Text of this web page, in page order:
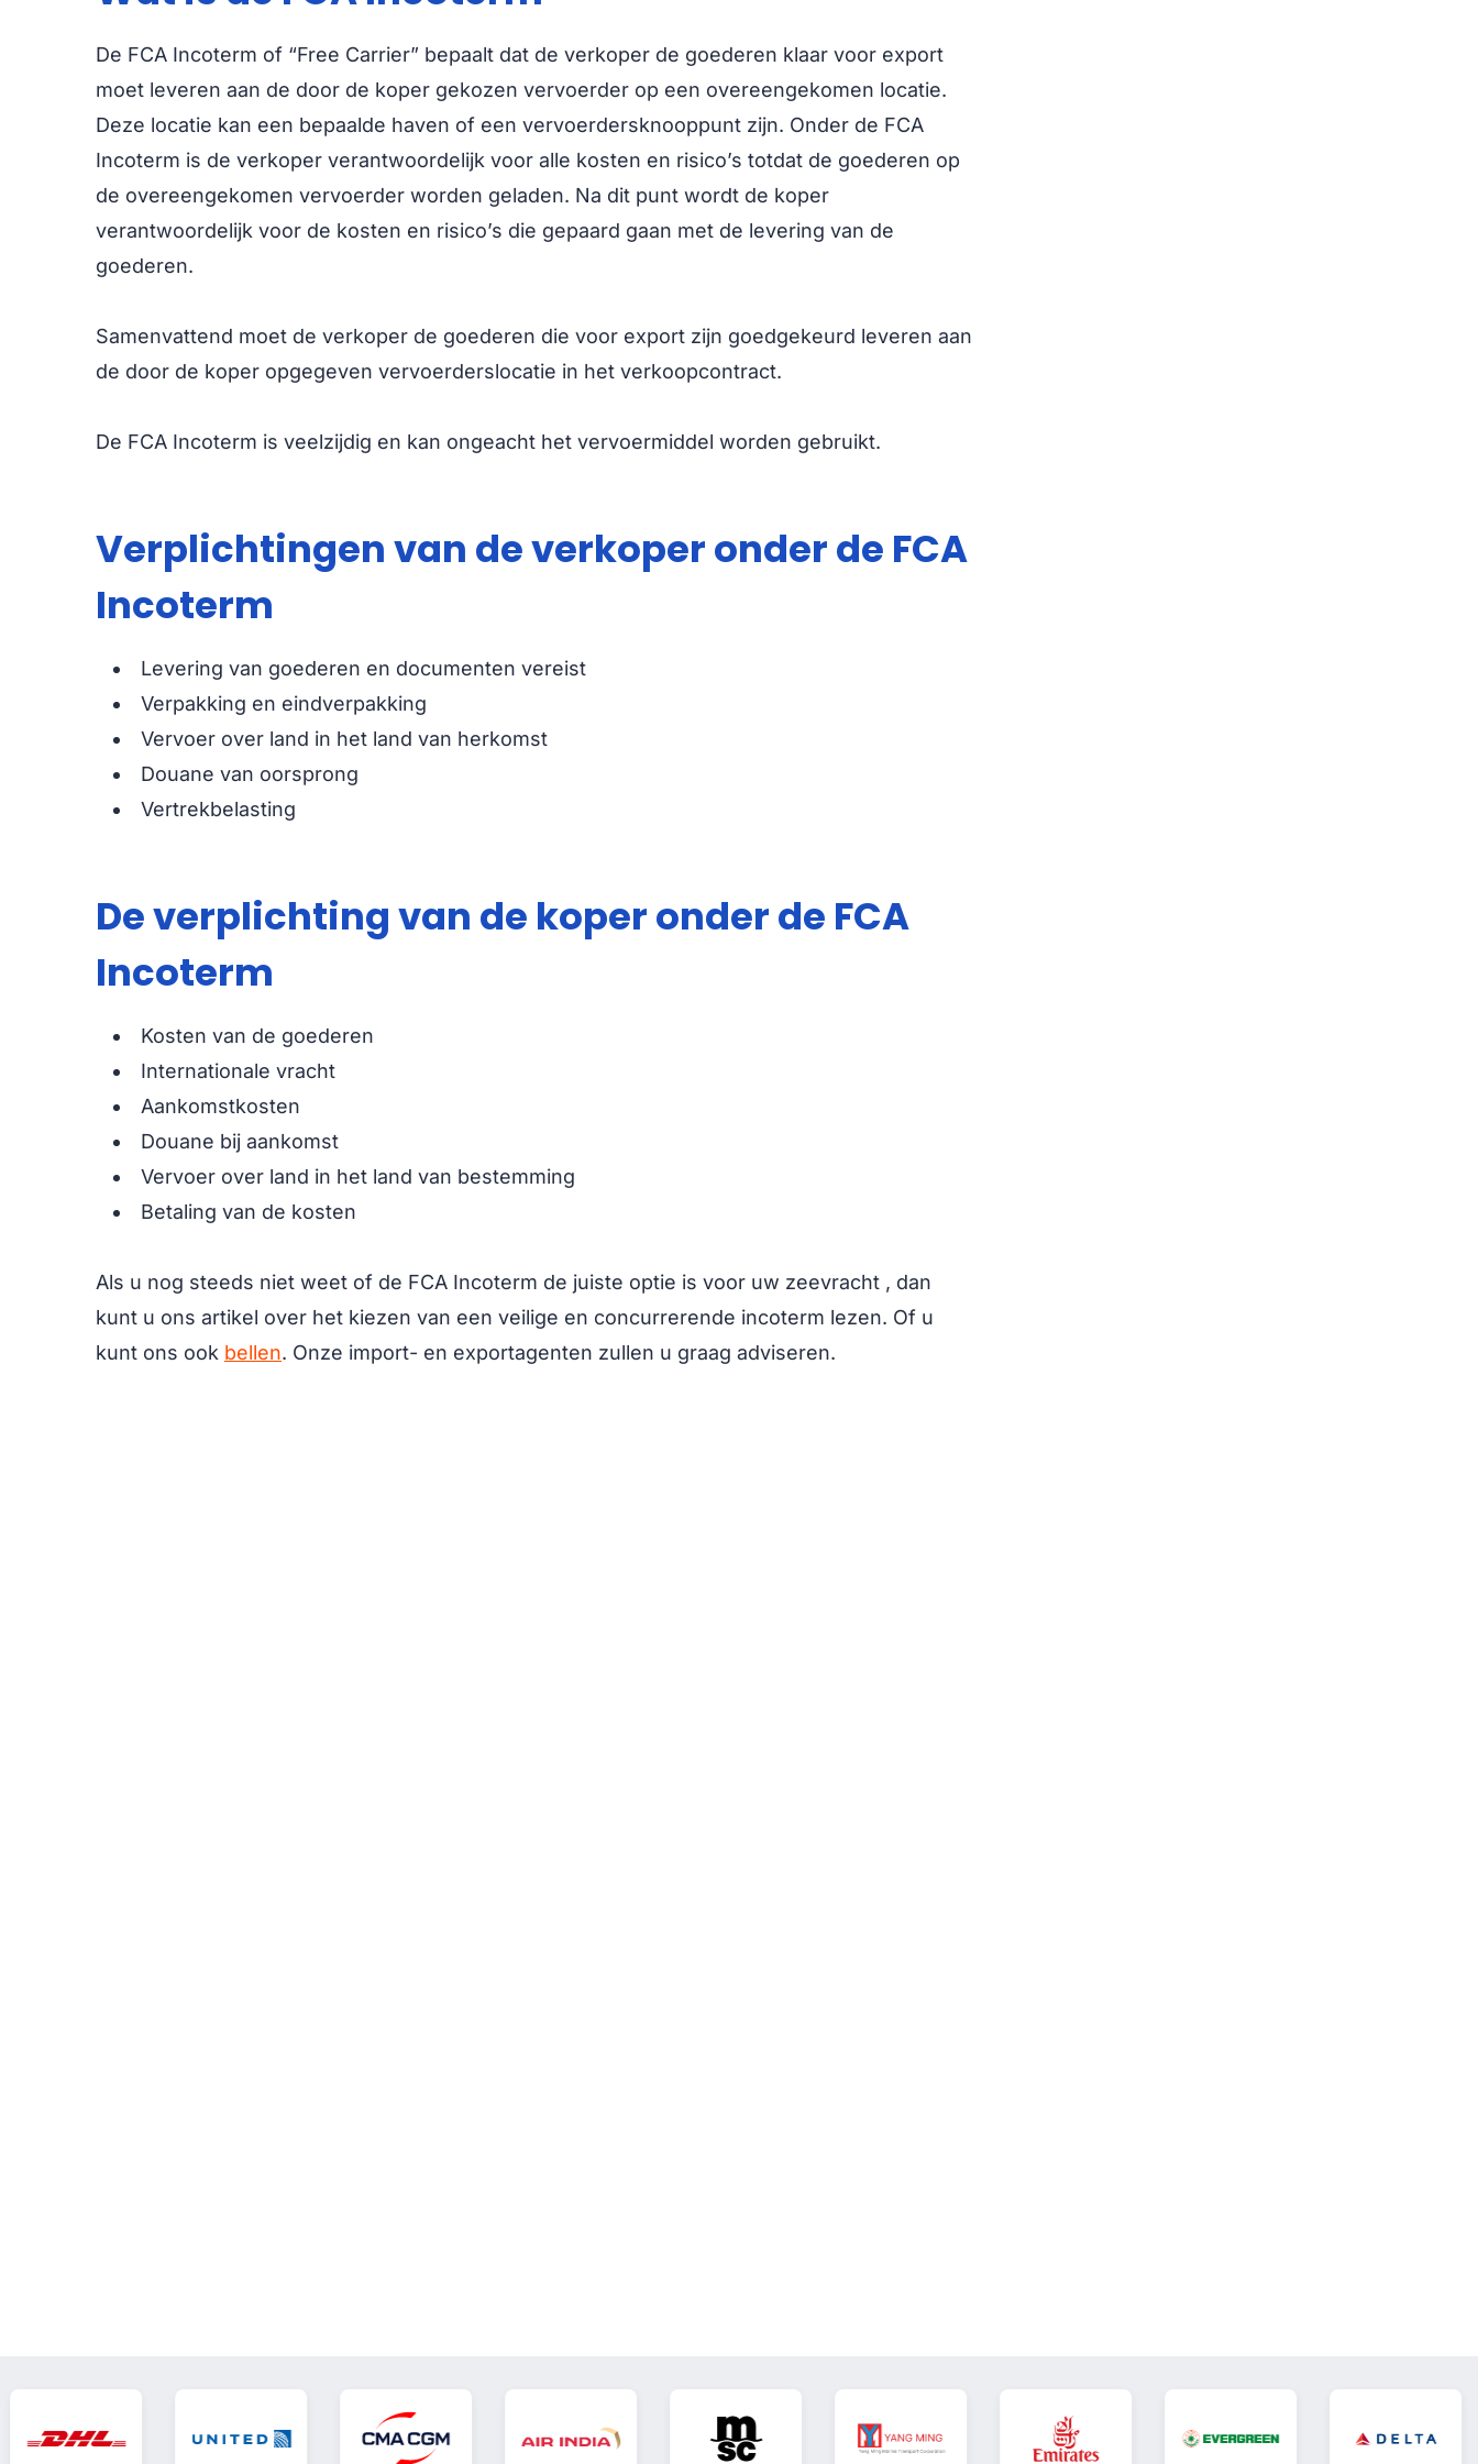
De FCA Incoterm of “Free Carrier” bepaalt dat de verkoper de goederen klaar voor export
moet leveren aan de door de koper gekozen vervoerder op een overeengekomen locatie.
Deze locatie kan een bepaalde haven of een vervoerdersknooppunt zijn. Onder de FCA
Incoterm is de verkoper verantwoordelijk voor alle kosten en risico’s totdat de goederen op
de overeengekomen vervoerder worden geladen. Na dit punt wordt de koper
verantwoordelijk voor de kosten en risico’s die gepaard gaan met de levering van de
goederen.
Samenvattend moet de verkoper de goederen die voor export zijn goedgekeurd leveren aan
de door de koper opgegeven vervoerderslocatie in het verkoopcontract.
De FCA Incoterm is veelzijdig en kan ongeacht het vervoermiddel worden gebruikt.
Verplichtingen van de verkoper onder de FCA
Incoterm
Levering van goederen en documenten vereist
Verpakking en eindverpakking
Vervoer over land in het land van herkomst
Douane van oorsprong
Vertrekbelasting
De verplichting van de koper onder de FCA
Incoterm
Kosten van de goederen
Internationale vracht
Aankomstkosten
Douane bij aankomst
Vervoer over land in het land van bestemming
Betaling van de kosten
Als u nog steeds niet weet of de FCA Incoterm de juiste optie is voor uw zeevracht , dan
kunt u ons artikel over het kiezen van een veilige en concurrerende incoterm lezen. Of u
kunt ons ook bellen. Onze import- en exportagenten zullen u graag adviseren.